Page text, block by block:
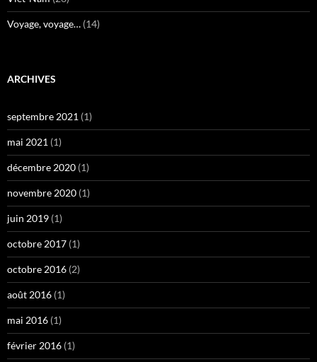
Voyage, voyage… (14)
ARCHIVES
septembre 2021 (1)
mai 2021 (1)
décembre 2020 (1)
novembre 2020 (1)
juin 2019 (1)
octobre 2017 (1)
octobre 2016 (2)
août 2016 (1)
mai 2016 (1)
février 2016 (1)